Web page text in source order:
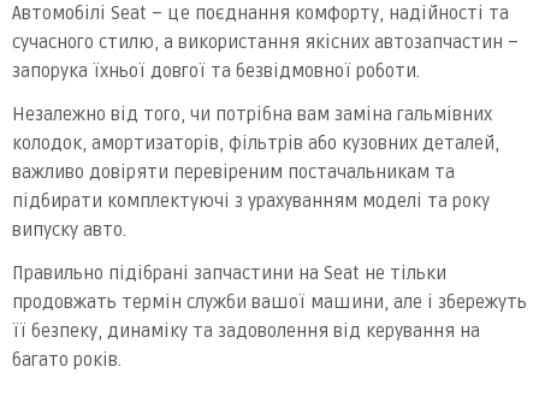
Автомобілі Seat – це поєднання комфорту, надійності та
сучасного стилю, а використання якісних автозапчастин –
запорука їхньої довгої та безвідмовної роботи.
Незалежно від того, чи потрібна вам заміна гальмівних
колодок, амортизаторів, фільтрів або кузовних деталей,
важливо довіряти перевіреним постачальникам та
підбирати комплектуючі з урахуванням моделі та року
випуску авто.
Правильно підібрані запчастини на Seat не тільки
продовжать термін служби вашої машини, але і збережуть
її безпеку, динаміку та задоволення від керування на
багато років.